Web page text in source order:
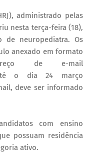
administrado pelas
nesta terça-feira (18),
de neuropediatra. Os
anexado em formato
de e-mail
até o dia 24 março
deve ser informado
com ensino
possuam residência
ativo.